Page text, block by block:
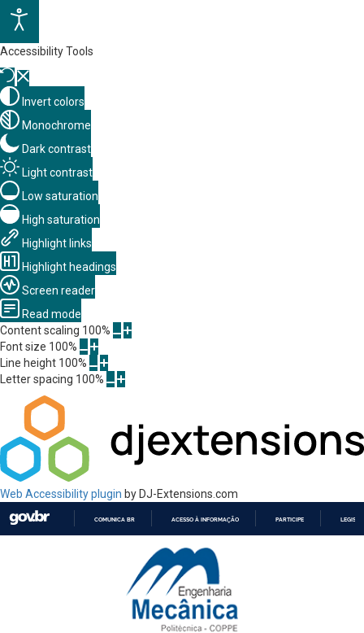
Accessibility Tools
Invert colors
Monochrome
Dark contrast
Light contrast
Low saturation
High saturation
Highlight links
Highlight headings
Screen reader
Read mode
Content scaling 100%
Font size 100%
Line height 100%
Letter spacing 100%
Web Accessibility plugin by DJ-Extensions.com
PARA
CONTEÚDO
COMUNICA BR ACESSO À INFORMAÇÃO PARTICIPE